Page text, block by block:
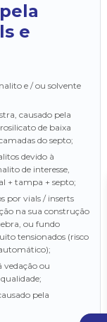
e
de baixa
do septo;
de interesse,
+ tampa + septo;
na sua construção
ou fundo
tensionados (risco